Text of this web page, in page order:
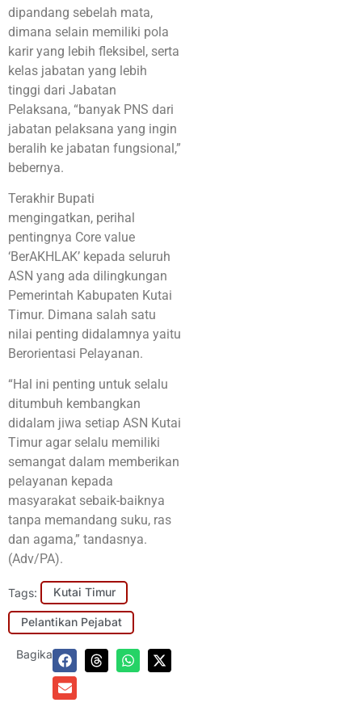
dipandang sebelah mata,
dimana selain memiliki pola
karir yang lebih fleksibel, serta
kelas jabatan yang lebih
tinggi dari Jabatan
Pelaksana, “banyak PNS dari
jabatan pelaksana yang ingin
beralih ke jabatan fungsional,”
bebernya.
Terakhir Bupati
mengingatkan, perihal
pentingnya Core value
‘BerAKHLAK’ kepada seluruh
ASN yang ada dilingkungan
Pemerintah Kabupaten Kutai
Timur. Dimana salah satu
nilai penting didalamnya yaitu
Berorientasi Pelayanan.
“Hal ini penting untuk selalu
ditumbuh kembangkan
didalam jiwa setiap ASN Kutai
Timur agar selalu memiliki
semangat dalam memberikan
pelayanan kepada
masyarakat sebaik-baiknya
tanpa memandang suku, ras
dan agama,” tandasnya.
(Adv/PA).
Tags: Kutai Timur
Pelantikan Pejabat
Bagikan: